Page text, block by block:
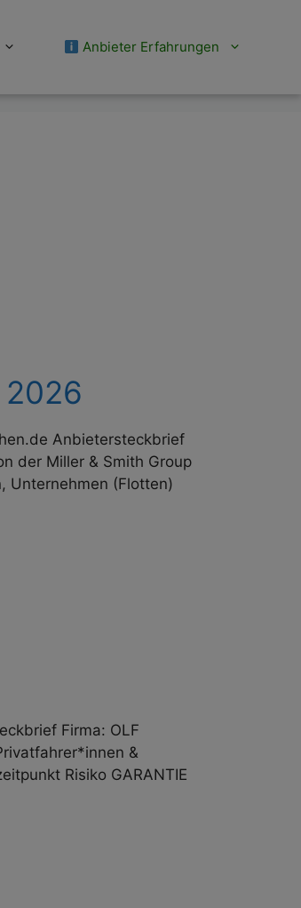
Anbieter Erfahrungen
Anbieter­steckbrief
der Miller & Smith Group
Unternehmen (Flotten)
Firma: OLF
&
Risiko GARANTIE